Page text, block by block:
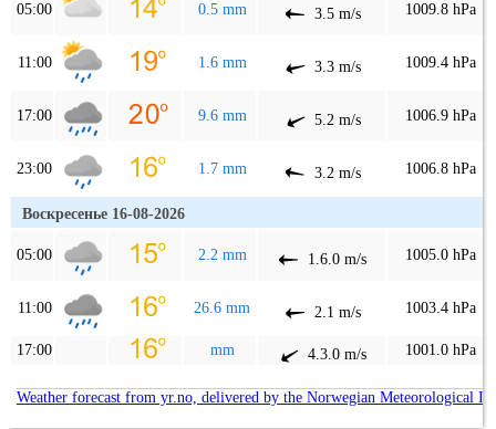
05:00 0.5 mm 3.5 m/s 1009.8 hPa
11:00 1.6 mm 3.3 m/s 1009.4 hPa
17:00 9.6 mm 5.2 m/s 1006.9 hPa
23:00 1.7 mm 3.2 m/s 1006.8 hPa
Воскресенье 16-08-2026
05:00 2.2 mm 1.6.0 m/s 1005.0 hPa
11:00 26.6 mm 2.1 m/s 1003.4 hPa
17:00 mm 4.3.0 m/s 1001.0 hPa
Weather forecast from yr.no, delivered by the Norwegian Meteorological